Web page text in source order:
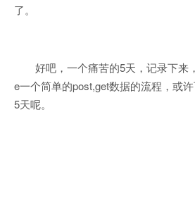
了。
好吧，一个痛苦的5天，记录下来
e一个简单的post,get数据的流程，或
5天呢。